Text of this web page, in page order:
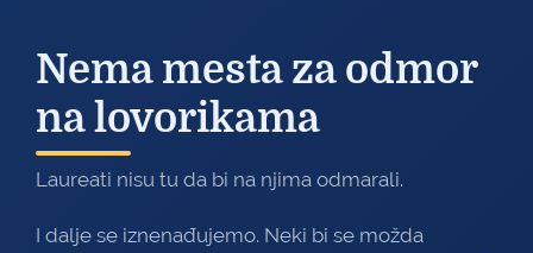
Nema mesta za odmor
na lovorikama
Laureati nisu tu da bi na njima odmarali.
I dalje se iznenađujemo. Neki bi se možda